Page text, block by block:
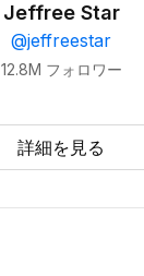
Jeffree Star
@jeffreestar
12.8M フォロワー
詳細を見る